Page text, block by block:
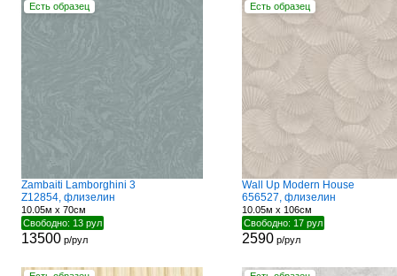
Есть образец
Zambaiti Lamborghini 3
Z12854, флизелин
10.05м x 70см
Свободно: 13 рул
13500р/рул
Есть образец
Wall Up Modern House
656527, флизелин
10.05м x 106см
Свободно: 17 рул
2590р/рул